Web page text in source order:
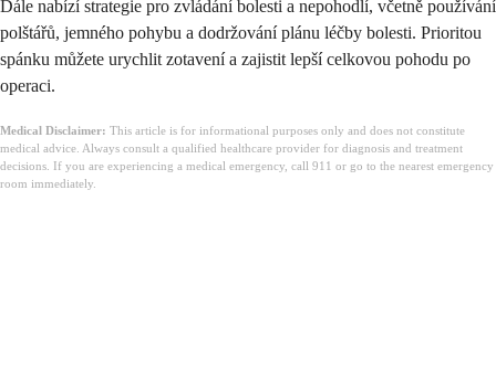
Dále nabízí strategie pro zvládání bolesti a nepohodlí, včetně používání
polštářů, jemného pohybu a dodržování plánu léčby bolesti. Prioritou
spánku můžete urychlit zotavení a zajistit lepší celkovou pohodu po
operaci.
Medical Disclaimer: This article is for informational purposes only and does not constitute
medical advice. Always consult a qualified healthcare provider for diagnosis and treatment
decisions. If you are experiencing a medical emergency, call 911 or go to the nearest emergency
room immediately.